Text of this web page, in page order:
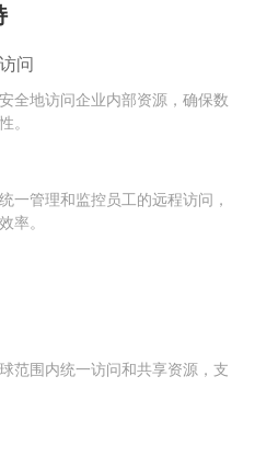
问
全地访问企业内部资源，确保数
。
一管理和监控员工的远程访问，
率。
范围内统一访问和共享资源，支